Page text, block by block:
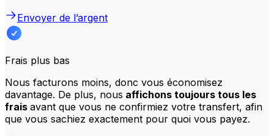
Envoyer de l’argent
Frais plus bas
Nous facturons moins, donc vous économisez
davantage. De plus, nous affichons toujours tous les
frais avant que vous ne confirmiez votre transfert, afin
que vous sachiez exactement pour quoi vous payez.